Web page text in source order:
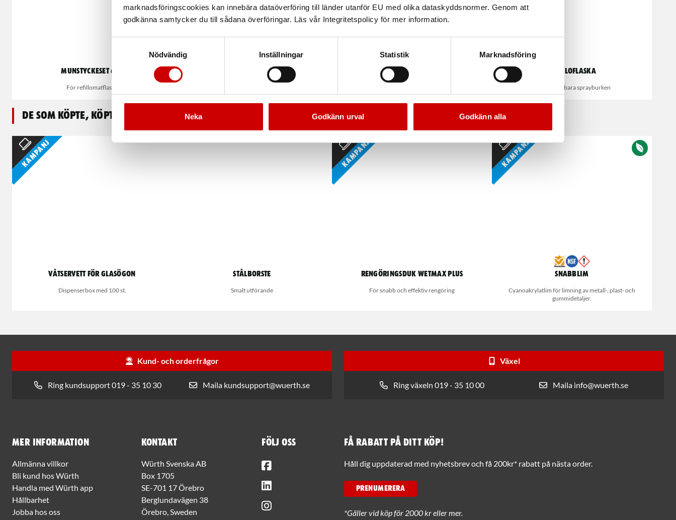
marknadsföringscookies kan innebära dataöverföring till länder utanför EU med olika dataskyddsnormer. Genom att
godkänna samtycker du till sådana överföringar. Läs vår Integritetspolicy för mer information.
Nödvändig
Inställningar Statistik Marknadsföring
Neka Godkänn urval Godkänn alla
Munstyckeset 6 st
För refillomatflaska
Hållare universell Väggfäste, Ekofekt Refilloflaska
Den återfyllbara sprayburken
De som köpte, köpte även
Kampanj
Våtservett för glasögon
Dispenserbox med 100 st.
Stålborste
Smalt utförande
Kampanj
Rengöringsduk Wetmax Plus
För snabb och effektiv rengöring
Kampanj
Snabblim
Cyanoakrylatlim för limning av metall-, plast- och
gummidetaljer.
Kund- och orderfrågor
Ring kundsupport 019 - 35 10 30 Maila kundsupport@wuerth.se
Växel
Ring växeln 019 - 35 10 00 Maila info@wuerth.se
Mer information
Allmänna villkor
Bli kund hos Würth
Handla med Würth app
Hållbarhet
Jobba hos oss
Kontakt
Würth Svenska AB
Box 1705
SE-701 17 Örebro
Berglundavägen 38
Örebro, Sweden
Följ oss Få rabatt på ditt köp!
Håll dig uppdaterad med nyhetsbrev och få 200kr* rabatt på nästa order.
PRENUMERERA
*Gäller vid köp för 2000 kr eller mer.